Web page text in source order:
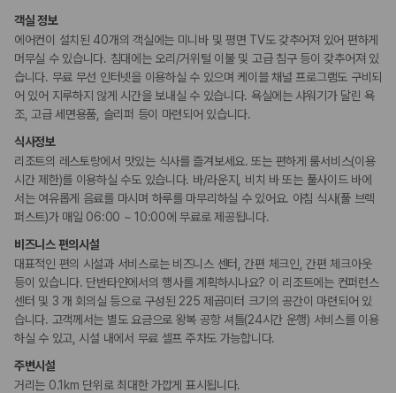
액티비티
골프시설
아케이드룸/오락실
농구장
테니스장
자전거 대여
수영장
보트투어
스노쿨링
당구장
키즈
장난감
돌봄 서비스
시설 내 놀이터
어린이 프로그램
비즈니스
비즈니스 센터
컨퍼런스 센터
회의공간
연회장
객실 정보
에어컨이 설치된 40개의 객실에는 미니바 및 평면 TV도 갖추어져 있어 편하게
머무실 수 있습니다. 침대에는 오리/거위털 이불 및 고급 침구 등이 갖추어져 있
습니다. 무료 무선 인터넷을 이용하실 수 있으며 케이블 채널 프로그램도 구비되
어 있어 지루하지 않게 시간을 보내실 수 있습니다. 욕실에는 샤워기가 달린 욕
조, 고급 세면용품, 슬리퍼 등이 마련되어 있습니다.
식사정보
리조트의 레스토랑에서 맛있는 식사를 즐겨보세요. 또는 편하게 룸서비스(이용
시간 제한)를 이용하실 수도 있습니다. 바/라운지, 비치 바 또는 풀사이드 바에
서는 여유롭게 음료를 마시며 하루를 마무리하실 수 있어요. 아침 식사(풀 브렉
퍼스트)가 매일 06:00 ~ 10:00에 무료로 제공됩니다.
비즈니스 편의시설
대표적인 편의 시설과 서비스로는 비즈니스 센터, 간편 체크인, 간편 체크아웃
등이 있습니다. 단반타얀에서의 행사를 계획하시나요? 이 리조트에는 컨퍼런스
센터 및 3 개 회의실 등으로 구성된 225 제곱미터 크기의 공간이 마련되어 있
습니다. 고객께서는 별도 요금으로 왕복 공항 셔틀(24시간 운행) 서비스를 이용
하실 수 있고, 시설 내에서 무료 셀프 주차도 가능합니다.
주변시설
거리는 0.1km 단위로 최대한 가깝게 표시됩니다.